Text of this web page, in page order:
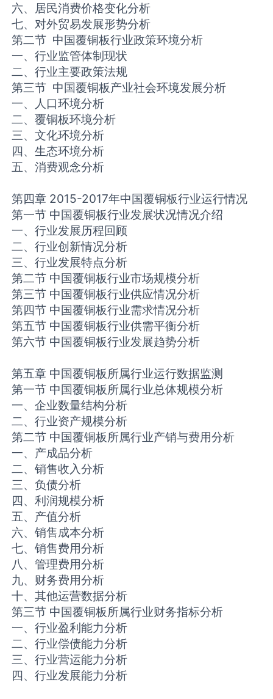
六、居民消费价格变化分析
七、对外贸易发展形势分析
第二节 中国覆铜板行业政策环境分析
一、行业监管体制现状
二、行业主要政策法规
第三节 中国覆铜板产业社会环境发展分析
一、人口环境分析
二、覆铜板环境分析
三、文化环境分析
四、生态环境分析
五、消费观念分析
第四章 2015-2017年中国覆铜板行业运行情况
第一节 中国覆铜板行业发展状况情况介绍
一、行业发展历程回顾
二、行业创新情况分析
三、行业发展特点分析
第二节 中国覆铜板行业市场规模分析
第三节 中国覆铜板行业供应情况分析
第四节 中国覆铜板行业需求情况分析
第五节 中国覆铜板行业供需平衡分析
第六节 中国覆铜板行业发展趋势分析
第五章 中国覆铜板所属行业运行数据监测
第一节 中国覆铜板所属行业总体规模分析
一、企业数量结构分析
二、行业资产规模分析
第二节 中国覆铜板所属行业产销与费用分析
一、产成品分析
二、销售收入分析
三、负债分析
四、利润规模分析
五、产值分析
六、销售成本分析
七、销售费用分析
八、管理费用分析
九、财务费用分析
十、其他运营数据分析
第三节 中国覆铜板所属行业财务指标分析
一、行业盈利能力分析
二、行业偿债能力分析
三、行业营运能力分析
四、行业发展能力分析